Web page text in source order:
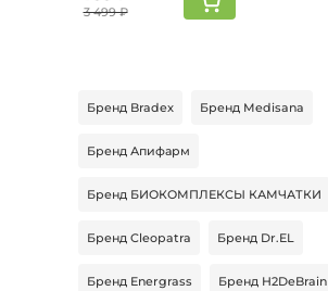
3 499 ₽
Бренд Bradex Бренд Medisana
Бренд Апифарм
Бренд БИОКОМПЛЕКСЫ КАМЧАТКИ
Бренд Cleopatra Бренд Dr.EL
Бренд Energrass Бренд H2DeBrain